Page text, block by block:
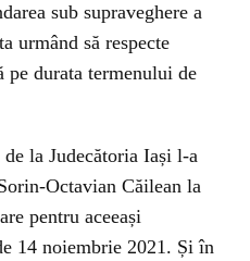
sub supraveghere a
urmând să respecte
pe durata termenului de
la Judecătoria Iași l-a
Octavian Căilean la
pentru aceeași
14 noiembrie 2021. Și în